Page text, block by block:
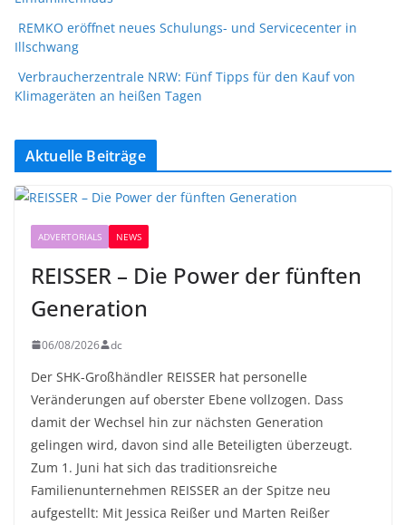
REMKO eröffnet neues Schulungs- und Servicecenter in
Illschwang
Verbraucherzentrale NRW: Fünf Tipps für den Kauf von
Klimageräten an heißen Tagen
Aktuelle Beiträge
ADVERTORIALS NEWS
REISSER – Die Power der fünften
Generation
06/08/2026 dc
Der SHK-Großhändler REISSER hat personelle
Veränderungen auf oberster Ebene vollzogen. Dass
damit der Wechsel hin zur nächsten Generation
gelingen wird, davon sind alle Beteiligten überzeugt.
Zum 1. Juni hat sich das traditionsreiche
Familienunternehmen REISSER an der Spitze neu
aufgestellt: Mit Jessica Reißer und Marten Reißer